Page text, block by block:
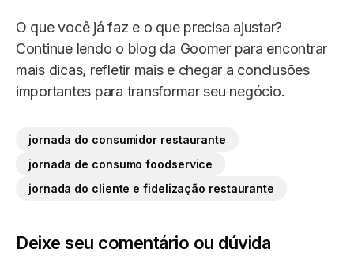
O que você já faz e o que precisa ajustar?
Continue lendo o blog da Goomer para encontrar
mais dicas, refletir mais e chegar a conclusões
importantes para transformar seu negócio.
jornada do consumidor restaurante
jornada de consumo foodservice
jornada do cliente e fidelização restaurante
Deixe seu comentário ou dúvida